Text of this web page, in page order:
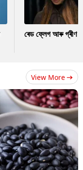
ৰেড ফ্লেগ আৰু গ্ৰীণ
View More